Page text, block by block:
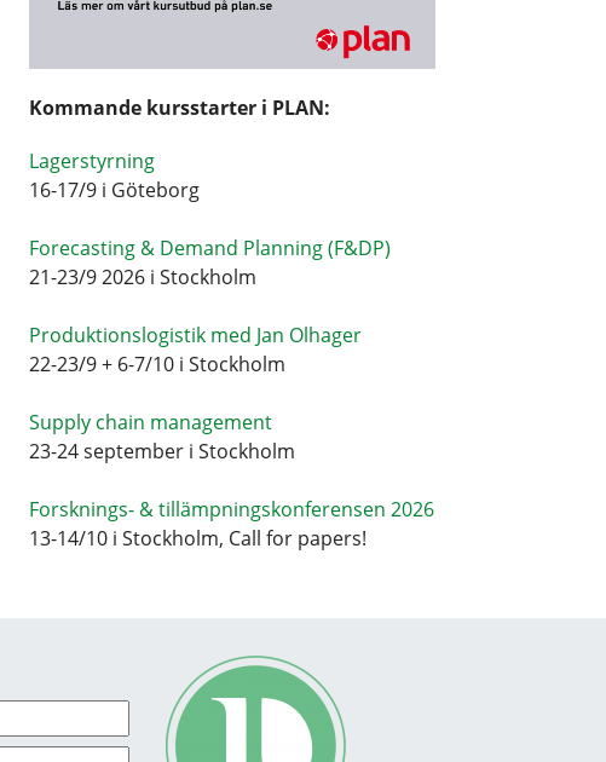
Kommande kursstarter i PLAN:
Lagerstyrning
16-17/9 i Göteborg
Forecasting & Demand Planning (F&DP)
21-23/9 2026 i Stockholm
Produktionslogistik med Jan Olhager
22-23/9 + 6-7/10 i Stockholm
Supply chain management
23-24 september i Stockholm
Forsknings- & tillämpningskonferensen 2026
13-14/10 i Stockholm, Call for papers!